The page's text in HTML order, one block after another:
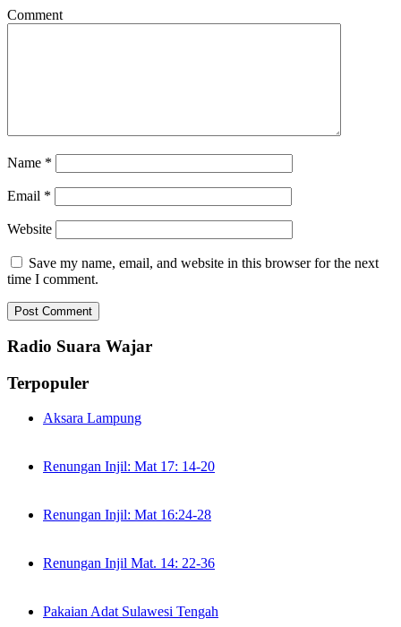
Comment
Name *
Email *
Website
Save my name, email, and website in this browser for the next
time I comment.
Radio Suara Wajar
Terpopuler
Aksara Lampung
Renungan Injil: Mat 17: 14-20
Renungan Injil: Mat 16:24-28
Renungan Injil Mat. 14: 22-36
Pakaian Adat Sulawesi Tengah